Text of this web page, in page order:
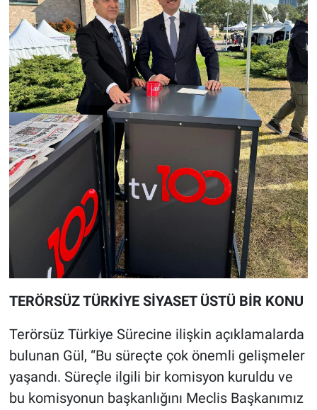
TERÖRSÜZ TÜRKİYE SİYASET ÜSTÜ BİR KONU
Terörsüz Türkiye Sürecine ilişkin açıklamalarda
bulunan Gül, “Bu süreçte çok önemli gelişmeler
yaşandı. Süreçle ilgili bir komisyon kuruldu ve
bu komisyonun başkanlığını Meclis Başkanımız